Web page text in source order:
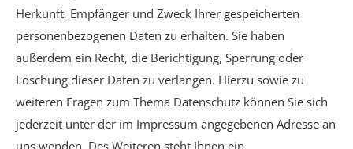
Herkunft, Empfänger und Zweck Ihrer gespeicherten
personenbezogenen Daten zu erhalten. Sie haben
außerdem ein Recht, die Berichtigung, Sperrung oder
Löschung dieser Daten zu verlangen. Hierzu sowie zu
weiteren Fragen zum Thema Datenschutz können Sie sich
jederzeit unter der im Impressum angegebenen Adresse an
uns wenden. Des Weiteren steht Ihnen ein